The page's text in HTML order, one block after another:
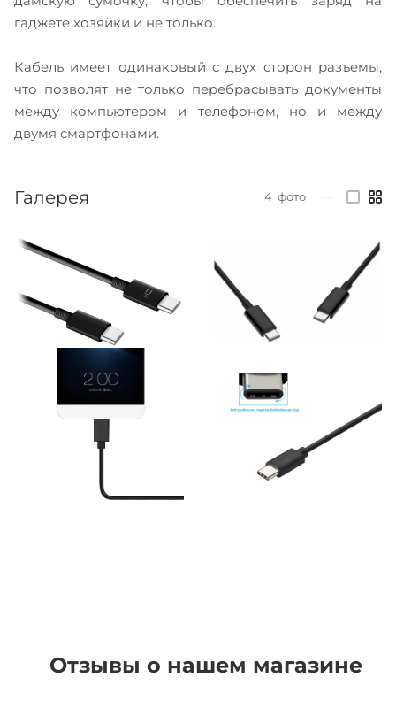
гаджете хозяйки и не только.
Кабель имеет одинаковый с двух сторон разъемы,
что позволят не только перебрасывать документы
между компьютером и телефоном, но и между
двумя смартфонами.
Галерея 4 фото
Отзывы о нашем магазине